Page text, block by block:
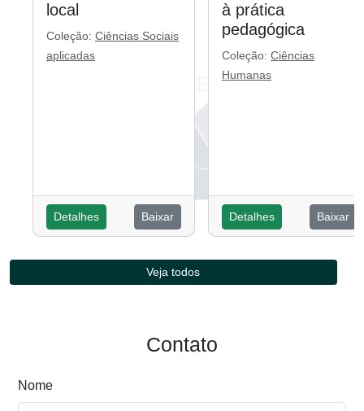
local
Coleção: Ciências Sociais
aplicadas
Detalhes Baixar
à prática
pedagógica
Coleção: Ciências
Humanas
Detalhes Baixar
Veja todos
Contato
Nome